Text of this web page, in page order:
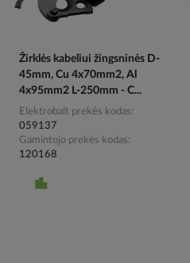
Žirklės kabeliui žingsninės D-
45mm, Cu 4x70mm2, Al
4x95mm2 L-250mm - C...
Elektrobalt prekės kodas
059137
Gamintojo prekės kodas
120168